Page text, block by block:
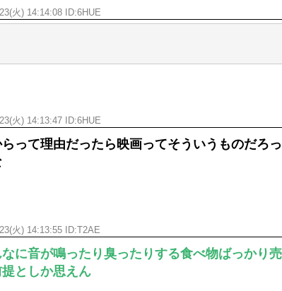
火) 14:14:08 ID:6HUE
火) 14:13:47 ID:6HUE
って理由だったら映画ってそういうものだろ
火) 14:13:55 ID:T2AE
に音が鳴ったり臭ったりする食べ物ばっかり
としか思えん